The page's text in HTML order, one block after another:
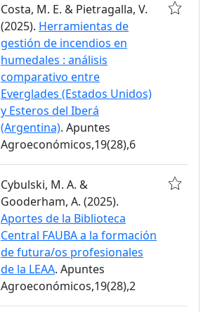
Costa, M. E. & Pietragalla, V.
(2025). Herramientas de
gestión de incendios en
humedales : análisis
comparativo entre
Everglades (Estados Unidos)
y Esteros del Iberá
(Argentina). Apuntes
Agroeconómicos,19(28),6
Cybulski, M. A. &
Gooderham, A. (2025).
Aportes de la Biblioteca
Central FAUBA a la formación
de futura/os profesionales
de la LEAA. Apuntes
Agroeconómicos,19(28),2